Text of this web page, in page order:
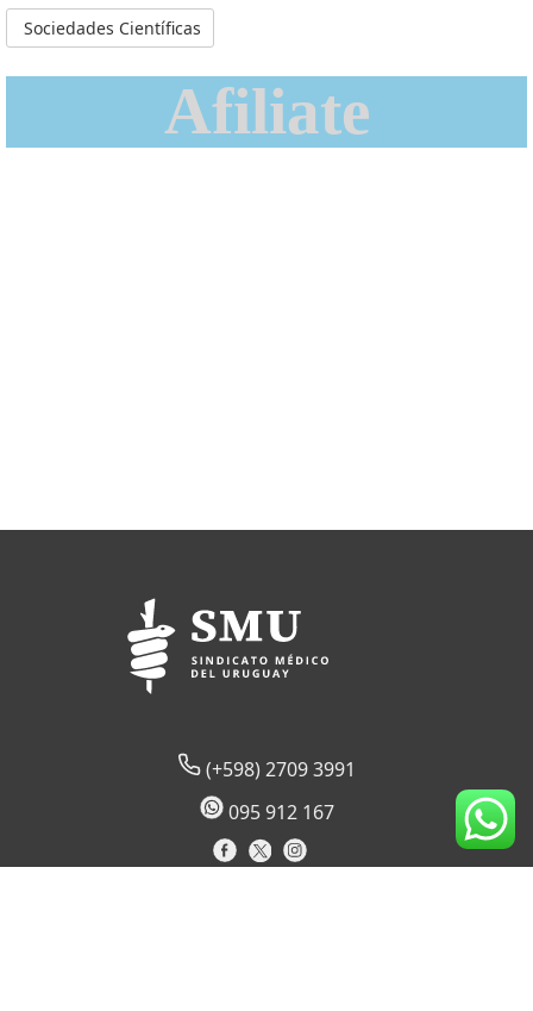
Sociedades Científicas
Afiliate
(+598) 2709 3991
095 912 167